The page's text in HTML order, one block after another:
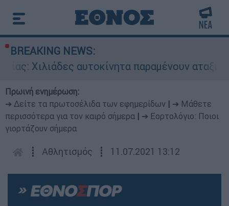
BREAKING NEWS:
αυτοκίνητα παραμένουν αταξινόμητα -
Πρωινή ενημέρωση:
➔ Δείτε τα πρωτοσέλιδα των εφημερίδων
➔ Μάθετε
περισσότερα για τον καιρό σήμερα
➔ Εορτολόγιο: Ποιοι
γιορτάζουν σήμερα
┋ Αθλητισμός ┋ 11.07.2021 13:12